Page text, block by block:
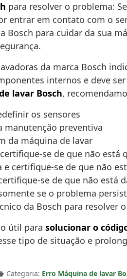
para resolver o problema:
entrar em contato com o
para cuidar da sua
da marca Bosch
internos e deve
lavar Bosch,
os sensores
manutenção preventiva
da máquina de lavar
se de que não está
certifique-se de que não
se de que não está
se o problema
da Bosch para resolver
útil para solucionar o
tipo de situação e
Categoria: Erro Máquina de lavar